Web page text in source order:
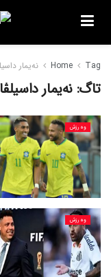
Home Tag نەیمار
تاگ: نەیمار داسیلڤا
وەرزش
وەرزش